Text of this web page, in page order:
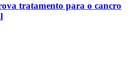
tratamento para o cancro